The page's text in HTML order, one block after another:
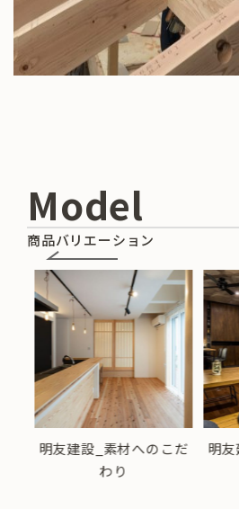
Model
商品バリエーション
明友建設_リノベーショ
ン
明